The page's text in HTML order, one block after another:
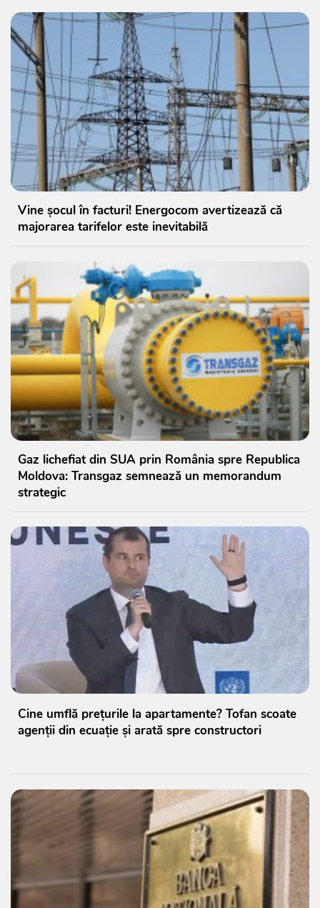
Vine șocul în facturi! Energocom avertizează că
majorarea tarifelor este inevitabilă
Gaz lichefiat din SUA prin România spre Republica
Moldova: Transgaz semnează un memorandum
strategic
Cine umflă prețurile la apartamente? Tofan scoate
agenții din ecuație și arată spre constructori